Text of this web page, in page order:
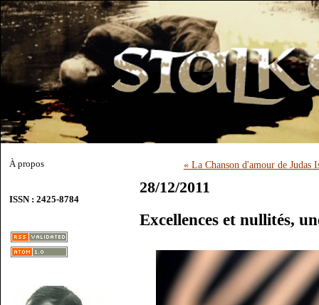
À propos
ISSN : 2425-8784
« La Chanson d'amour de Judas
28/12/2011
Excellences et nullités,